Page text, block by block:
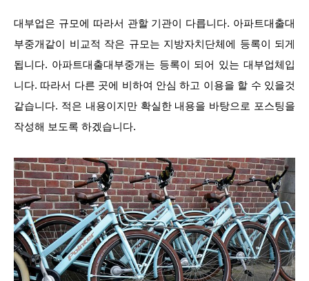
대부업은 규모에 따라서 관할 기관이 다릅니다. 아파트대출대
부중개같이 비교적 작은 규모는 지방자치단체에 등록이 되게
됩니다. 아파트대출대부중개는 등록이 되어 있는 대부업체입
니다. 따라서 다른 곳에 비하여 안심 하고 이용을 할 수 있을것
같습니다. 적은 내용이지만 확실한 내용을 바탕으로 포스팅을
작성해 보도록 하겠습니다.